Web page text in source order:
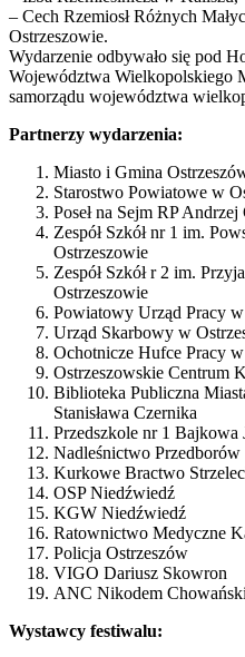
– Cech Rzemiosł Różnych
Ostrzeszowie.
Wydarzenie odbywało się pod
Województwa Wielkopolskiego
samorządu województwa
Partnerzy wydarzenia:
Miasto i Gmina
Starostwo Powiatowe w
Poseł na Sejm RP
Zespół Szkół nr 1 im.
Ostrzeszowie
Zespół Szkół r 2 im.
Ostrzeszowie
Powiatowy Urząd Pracy
Urząd Skarbowy w
Ochotnicze Hufce Pracy
Ostrzeszowskie Centrum
Biblioteka Publiczna
Stanisława Czernika
Przedszkole nr 1 Bajkowa
Nadleśnictwo Przedborów
Kurkowe Bractwo
OSP Niedźwiedź
KGW Niedźwiedź
Ratownictwo Medyczne
Policja Ostrzeszów
VIGO Dariusz Skowron
ANC Nikodem Chowański
Wystawcy festiwalu: